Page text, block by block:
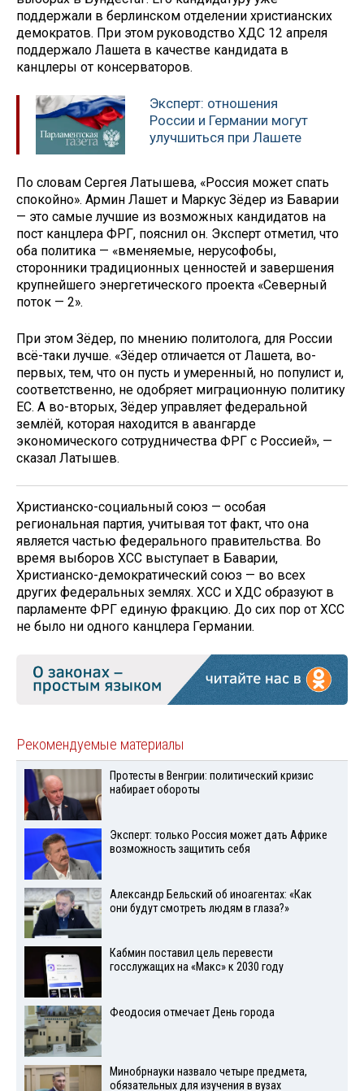
поддержали в берлинском отделении христианских
демократов. При этом руководство ХДС 12 апреля
поддержало Лашета в качестве кандидата в
канцлеры от консерваторов.
Эксперт: отношения
России и Германии могут
улучшиться при Лашете
По словам Сергея Латышева, «Россия может спать
спокойно». Армин Лашет и Маркус Зёдер из Баварии
— это самые лучшие из возможных кандидатов на
пост канцлера ФРГ, пояснил он. Эксперт отметил, что
оба политика — «вменяемые, нерусофобы,
сторонники традиционных ценностей и завершения
крупнейшего энергетического проекта «Северный
поток — 2».
При этом Зёдер, по мнению политолога, для России
всё-таки лучше. «Зёдер отличается от Лашета, во-
первых, тем, что он пусть и умеренный, но популист и,
соответственно, не одобряет миграционную политику
ЕС. А во-вторых, Зёдер управляет федеральной
землёй, которая находится в авангарде
экономического сотрудничества ФРГ с Россией», —
сказал Латышев.
Христианско-социальный союз — особая
региональная партия, учитывая тот факт, что она
является частью федерального правительства. Во
время выборов ХСС выступает в Баварии,
Христианско-демократический союз — во всех
других федеральных землях. ХСС и ХДС образуют в
парламенте ФРГ единую фракцию. До сих пор от ХСС
не было ни одного канцлера Германии.
Рекомендуемые материалы
Протесты в Венгрии: политический кризис
набирает обороты
Эксперт: только Россия может дать Африке
возможность защитить себя
Александр Бельский об иноагентах: «Как
они будут смотреть людям в глаза?»
Кабмин поставил цель перевести
госслужащих на «Макс» к 2030 году
Феодосия отмечает День города
Минобрнауки назвало четыре предмета,
обязательных для изучения в вузах